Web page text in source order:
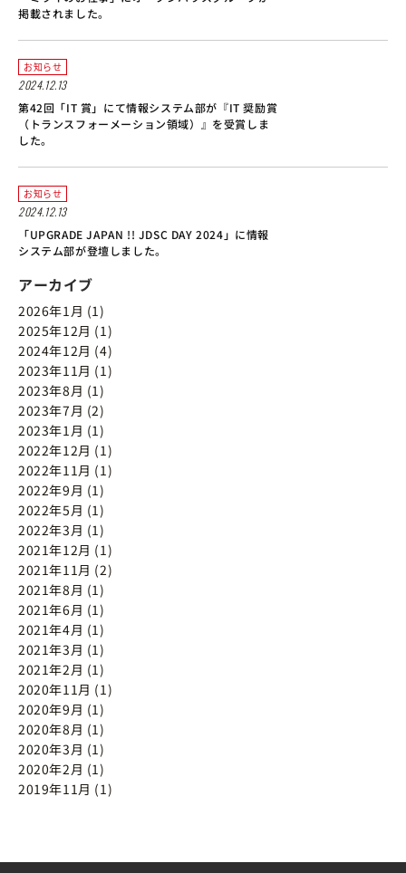
掲載されました。
お知らせ
2024.12.13
第42回「IT 賞」にて情報システム部が『IT 奨励賞
（トランスフォーメーション領域）』を受賞しま
した。
お知らせ
2024.12.13
「UPGRADE JAPAN !! JDSC DAY 2024」に情報
システム部が登壇しました。
アーカイブ
2026年1月 (1)
2025年12月 (1)
2024年12月 (4)
2023年11月 (1)
2023年8月 (1)
2023年7月 (2)
2023年1月 (1)
2022年12月 (1)
2022年11月 (1)
2022年9月 (1)
2022年5月 (1)
2022年3月 (1)
2021年12月 (1)
2021年11月 (2)
2021年8月 (1)
2021年6月 (1)
2021年4月 (1)
2021年3月 (1)
2021年2月 (1)
2020年11月 (1)
2020年9月 (1)
2020年8月 (1)
2020年3月 (1)
2020年2月 (1)
2019年11月 (1)